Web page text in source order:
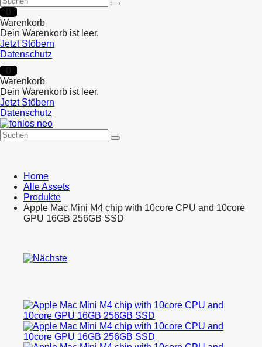
0
Warenkorb
Dein Warenkorb ist leer.
Jetzt Stöbern
Datenschutz
0
Warenkorb
Dein Warenkorb ist leer.
Jetzt Stöbern
Datenschutz
Home
Alle Assets
Produkte
Apple Mac Mini M4 chip with 10core CPU and 10core
GPU 16GB 256GB SSD
05/2026)
10core